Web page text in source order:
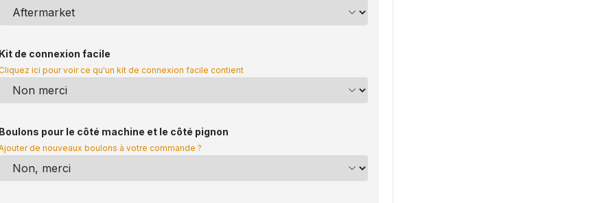
Kit de connexion facile
ici pour voir ce qu'un kit de connexion facile contient
Boulons pour le côté machine et le côté pignon
de nouveaux boulons à votre commande ?